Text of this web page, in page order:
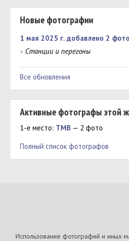
Новые фотографии
1 мая 2025 г. добавлено 2 фото
» Станции и перегоны
Все обновления
Активные фотографы этой
1-е место: ТМВ — 2 фото
Полный список фотографов
Использование фотографий и иных